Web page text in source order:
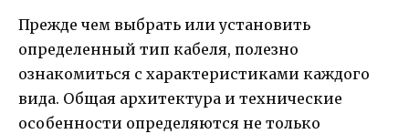
Прежде чем выбрать или установить
определенный тип кабеля, полезно
ознакомиться с характеристиками каждого
вида. Общая архитектура и технические
особенности определяются не только